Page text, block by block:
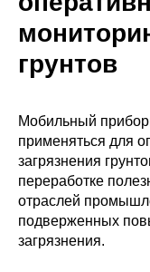
грунтов
Мобильный
применяться для
загрязнения
переработке
отраслей
подверженных
загрязнения.